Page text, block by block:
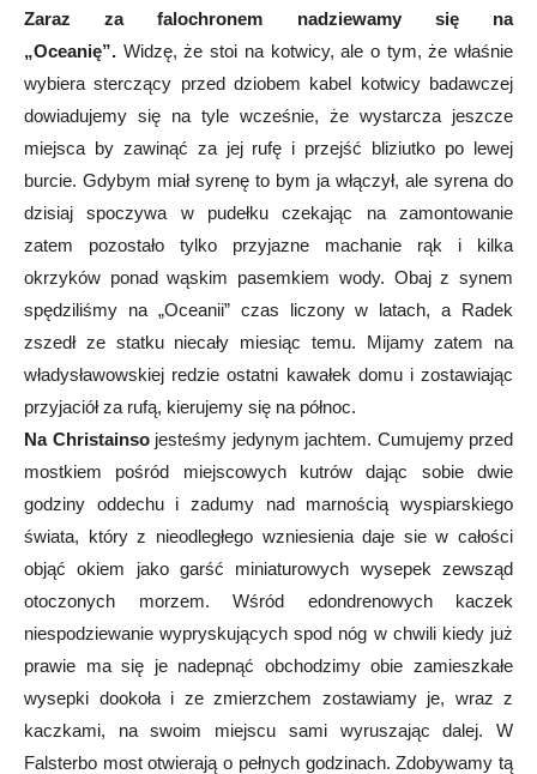
Zaraz za falochronem nadziewamy się na
„Oceanię”. Widzę, że stoi na kotwicy, ale o tym, że właśnie
wybiera sterczący przed dziobem kabel kotwicy badawczej
dowiadujemy się na tyle wcześnie, że wystarcza jeszcze
miejsca by zawinąć za jej rufę i przejść bliziutko po lewej
burcie. Gdybym miał syrenę to bym ja włączył, ale syrena do
dzisiaj spoczywa w pudełku czekając na zamontowanie
zatem pozostało tylko przyjazne machanie rąk i kilka
okrzyków ponad wąskim pasemkiem wody. Obaj z synem
spędziliśmy na „Oceanii” czas liczony w latach, a Radek
zszedł ze statku niecały miesiąc temu. Mijamy zatem na
władysławowskiej redzie ostatni kawałek domu i zostawiając
przyjaciół za rufą, kierujemy się na północ.
Na Christainsojesteśmy jedynym jachtem. Cumujemy przed
mostkiem pośród miejscowych kutrów dając sobie dwie
godziny oddechu i zadumy nad marnością wyspiarskiego
świata, który z nieodległego wzniesienia daje sie w całości
objąć okiem jako garść miniaturowych wysepek zewsząd
otoczonych morzem. Wśród edondrenowych kaczek
niespodziewanie wypryskujących spod nóg w chwili kiedy już
prawie ma się je nadepnąć obchodzimy obie zamieszkałe
wysepki dookoła i ze zmierzchem zostawiamy je, wraz z
kaczkami, na swoim miejscu sami wyruszając dalej. W
Falsterbo most otwierają o pełnych godzinach. Zdobywamy tą